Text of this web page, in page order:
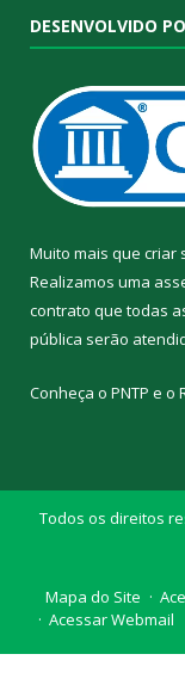
DESENVOLVIDO
Muito mais que criar
Realizamos uma
contrato que todas
pública serão
Conheça o PNTP e o
Todos os direitos
Mapa do Site
Acessar Webmail